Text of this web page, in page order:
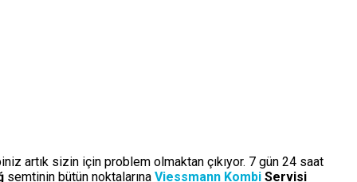
artık sizin için problem olmaktan çıkıyor. 7 gün 24 saat
semtinin bütün noktalarına Viessmann Kombi Servisi